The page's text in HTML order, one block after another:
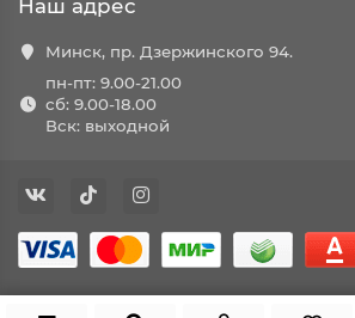
Наш адрес
Минск, пр. Дзержинского 94.
пн-пт: 9.00-21.00
сб: 9.00-18.00
Вск: выходной